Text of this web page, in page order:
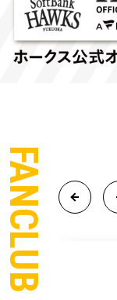
FANCLUB